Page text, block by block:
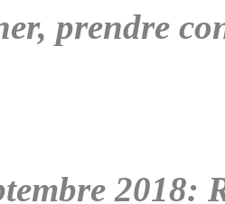
prendre
2018: